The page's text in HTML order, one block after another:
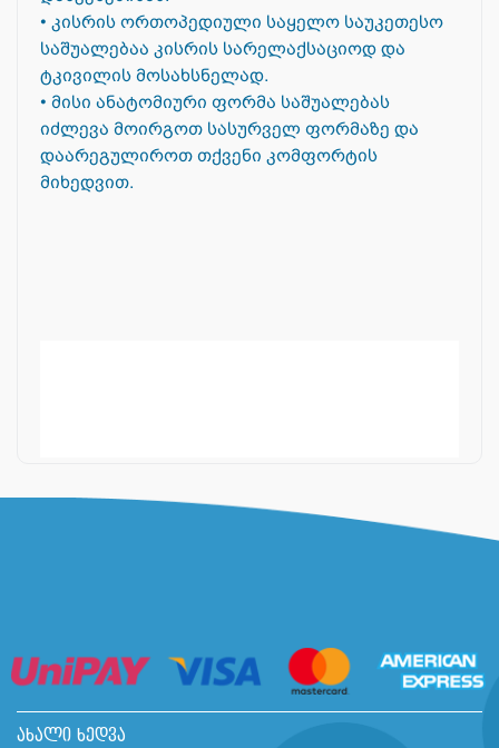
• კისრის ორთოპედიული საყელო საუკეთესო
საშუალებაა კისრის სარელაქსაციოდ და
ტკივილის მოსახსნელად.
• მისი ანატომიური ფორმა საშუალებას
იძლევა მოირგოთ სასურველ ფორმაზე და
დაარეგულიროთ თქვენი კომფორტის
მიხედვით.
ახალი ხედვა